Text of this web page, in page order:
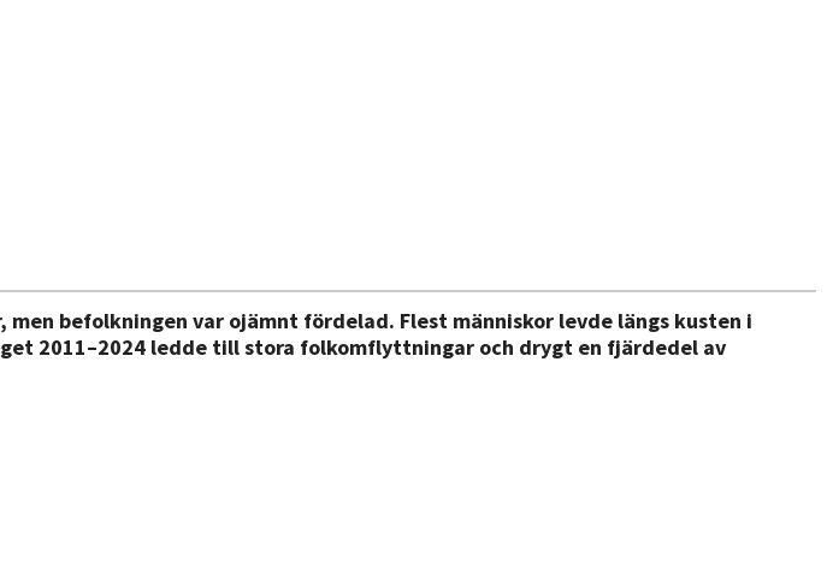
befolkningen var ojämnt fördelad. Flest människor levde längs kusten i
2011–2024 ledde till stora folkomflyttningar och drygt en fjärdedel av